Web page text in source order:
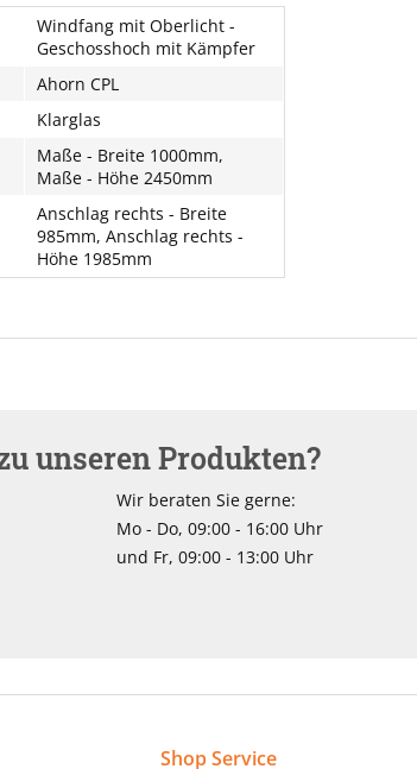
Windfang mit Oberlicht -
Geschosshoch mit Kämpfer
Ahorn CPL
Klarglas
Maße - Breite 1000mm,
Maße - Höhe 2450mm
Anschlag rechts - Breite
985mm, Anschlag rechts -
Höhe 1985mm
unseren Produkten?
Wir beraten Sie gerne:
Mo - Do, 09:00 - 16:00 Uhr
und Fr, 09:00 - 13:00 Uhr
Shop Service